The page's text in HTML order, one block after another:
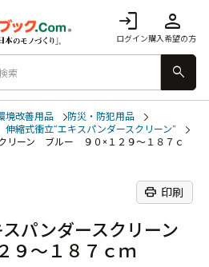
login
ログイン
person
購入希望の方
search
境改善用品
防災・防犯用品
縮式衝立“エキスパンダースクリーン”
リーン ブルー ９０×１２９～１８７ｃ
print 印刷
パンダースクリーン
９～１８７ｃｍ